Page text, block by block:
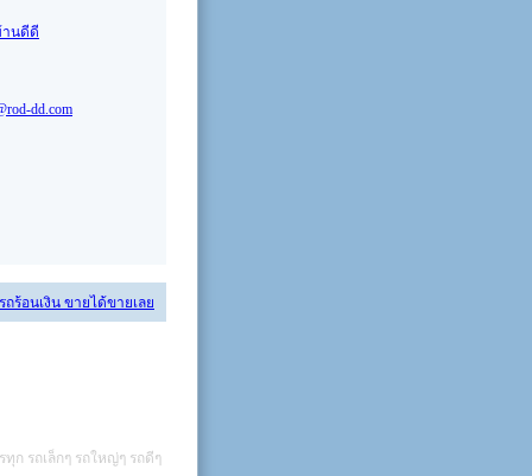
นดีดี
dd.com
ถร้อนเงิน ขายได้ขายเลย
ก รถเล็กๆ รถใหญ่ๆ รถดีๆ